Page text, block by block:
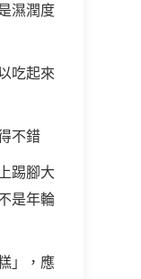
濕潤度
吃起來
不錯
踢腳大
是年輪
」，應